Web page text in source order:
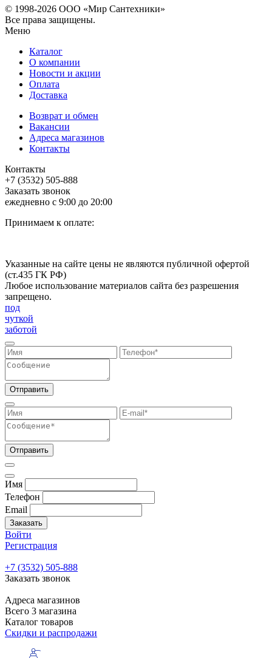
© 1998-2026 ООО «Мир Сантехники»
Все права защищены.
Меню
Каталог
О компании
Новости и акции
Оплата
Доставка
Возврат и обмен
Вакансии
Адреса магазинов
Контакты
Контакты
+7 (3532) 505-888
Заказать звонок
ежедневно с 9:00 до 20:00
Принимаем к оплате:
Указанные на сайте цены не являются публичной офертой
(ст.435 ГК РФ)
Любое использование материалов сайта без разрешения
запрещено.
под
чуткой
заботой
Отправить
Отправить
Имя
Телефон
Email
Заказать
Войти
Регистрация
+7 (3532) 505-888
Заказать звонок
Адреса магазинов
Всего 3 магазина
Каталог товаров
Скидки и распродажи